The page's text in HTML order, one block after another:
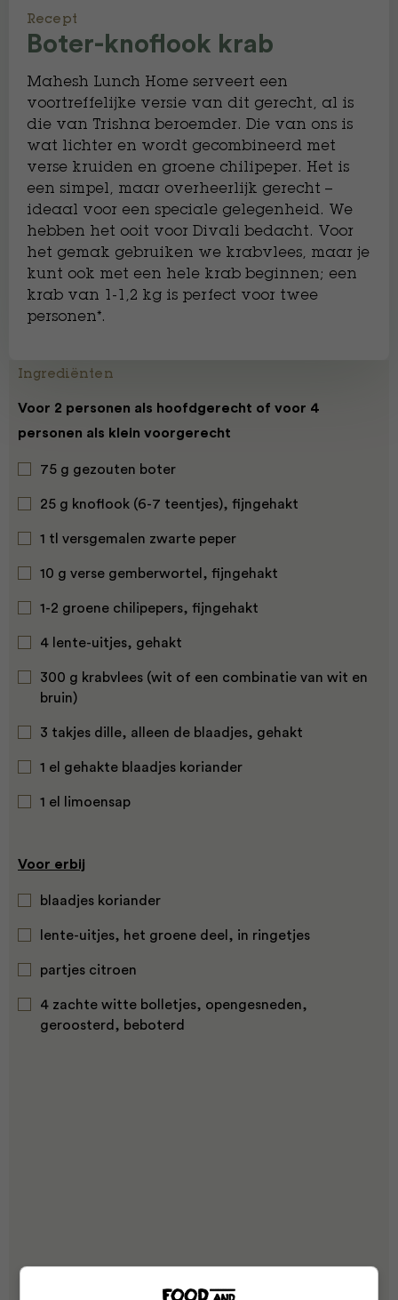
Recept
Boter-knoflook krab
Mahesh Lunch Home serveert een
voortreffelijke versie van dit gerecht, al is
die van Trishna beroemder. Die van ons is
wat lichter en wordt gecombineerd met
verse kruiden en groene chilipeper. Het is
een simpel, maar overheerlijk gerecht –
ideaal voor een speciale gelegenheid. We
hebben het ooit voor Divali bedacht. Voor
het gemak gebruiken we krabvlees, maar je
kunt ook met een hele krab beginnen; een
krab van 1-1,2 kg is perfect voor twee
personen*.
Ingrediënten
Voor 2 personen als hoofdgerecht of voor 4
personen als klein voorgerecht
75 g gezouten boter
25 g knoflook (6-7 teentjes), fijngehakt
1 tl versgemalen zwarte peper
10 g verse gemberwortel, fijngehakt
1-2 groene chilipepers, fijngehakt
4 lente-uitjes, gehakt
300 g krabvlees (wit of een combinatie van wit en
bruin)
3 takjes dille, alleen de blaadjes, gehakt
1 el gehakte blaadjes koriander
1 el limoensap
Voor erbij
blaadjes koriander
lente-uitjes, het groene deel, in ringetjes
partjes citroen
4 zachte witte bolletjes, opengesneden,
geroosterd, beboterd